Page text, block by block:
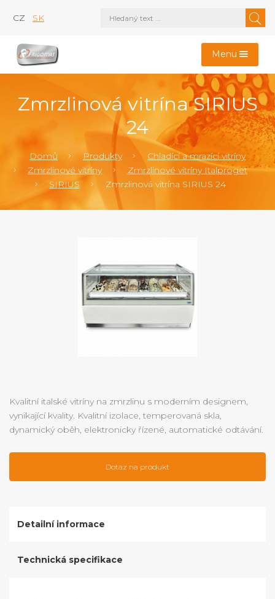
CZ SK
Menu
Zmrzlinová vitrína SIRIUS
24
Domů Produkty
Chladící a mrazící vitríny
Zmrzlinové vitríny
Zmrzlinové vitríny Italproget
SIRIUS
Zmrzlinová vitrína SIRIUS 24
Kvalitní italské vitríny na zmrzlinu s moderním designem,
vynikající kvality. Kvalitní izolace, temperovaná skla,
dynamický oběh, elektronicky řízené, automatické odtávání.
Dotaz na produkt
Detailní informace
Technická specifikace